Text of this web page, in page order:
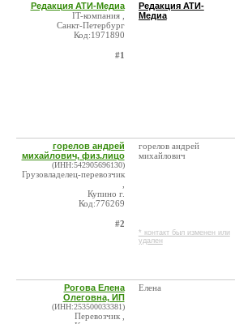
Редакция АТИ-Медиа
IT-компания ,
Санкт-Петербург
Код:1971890
#1
Редакция АТИ-
Медиа
горелов андрей
михайлович, физ.лицо
(ИНН:542905696130)
Грузовладелец-перевозчик
Купино г.
Код:776269
#2
горелов андрей
михайлович
* контакт был изменен или
удален
Рогова Елена
Олеговна, ИП
(ИНН:253500033381)
Перевозчик ,
Елена